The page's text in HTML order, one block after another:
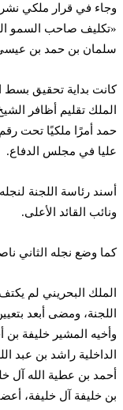
وجاء في قرار ملكي
«تكليف صاحب السمو
سلمان بن حمد بن عيسى
كانت بداية تحقيق بسط
الملك تقليم أظافر
عليا في مجلس الدفاع.
أسند رئاسة اللجنة
ونائب القائد الأعلى.
كما وضع نجله الثاني
الملك البحريني لم
اللجنة، ومضى أبعد
وأخيه المشير خليفة بن
الداخلية راشد بن عبد
أحمد بن عطية الله آل
بن خليفة آل خليفة،